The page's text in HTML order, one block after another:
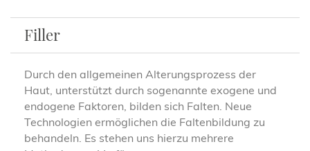
Filler
Durch den allgemeinen Alterungsprozess der
Haut, unterstützt durch sogenannte exogene und
endogene Faktoren, bilden sich Falten. Neue
Technologien ermöglichen die Faltenbildung zu
behandeln. Es stehen uns hierzu mehrere